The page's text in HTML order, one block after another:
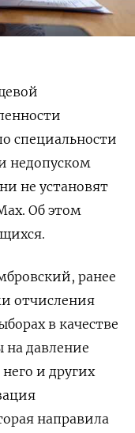
специальности
недопуском
не установят
Об этом
ранее
отчисления
в качестве
на давление
и других
направила